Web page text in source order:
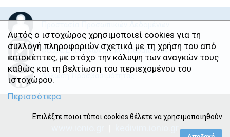
Προστασία Προσωπικών Δεδομένων
Φόρμα Επικοινωνίας και Παραπόνων
Δήλωση Προσβασιμότητας
Αυτός ο ιστοχώρος χρησιμοποιεί cookies για τη
συλλογή πληροφοριών σχετικά με τη χρήση του από
επισκέπτες, με στόχο την κάλυψη των αναγκών τους
καθώς και τη βελτίωση του περιεχομένου του
ιστοχώρου.
Περισσότερα
Επιλέξτε ποιοι τύποι cookies θέλετε να χρησιμοποιηθούν